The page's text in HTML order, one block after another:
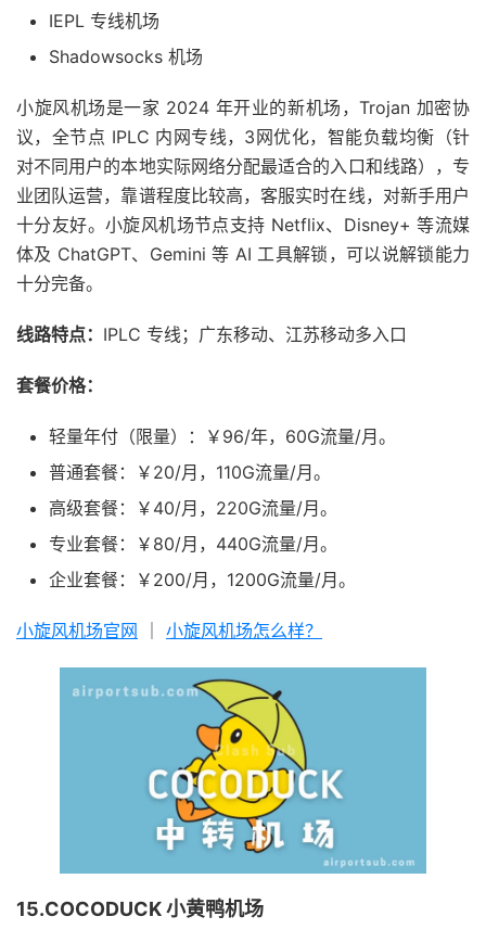
IEPL 专线机场
Shadowsocks 机场
小旋风机场是一家 2024 年开业的新机场，Trojan 加密协
议，全节点 IPLC 内网专线，3网优化，智能负载均衡（针
对不同用户的本地实际网络分配最适合的入口和线路），专
业团队运营，靠谱程度比较高，客服实时在线，对新手用户
十分友好。小旋风机场节点支持 Netflix、Disney+ 等流媒
体及 ChatGPT、Gemini 等 AI 工具解锁，可以说解锁能力
十分完备。
线路特点： IPLC 专线；广东移动、江苏移动多入口
套餐价格：
轻量年付（限量）：￥96/年，60G流量/月。
普通套餐：￥20/月，110G流量/月。
高级套餐：￥40/月，220G流量/月。
专业套餐：￥80/月，440G流量/月。
企业套餐：￥200/月，1200G流量/月。
小旋风机场官网 小旋风机场怎么样？
15.COCODUCK 小黄鸭机场